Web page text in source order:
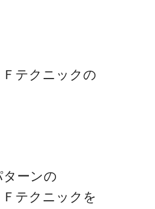
Ｆテクニックの
ーンの
Ｆテクニックを